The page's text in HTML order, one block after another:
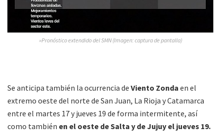
»Pronóstico extendido del SMN (Imagen: captura de pantalla)
Se anticipa también la ocurrencia de Viento Zonda en el
extremo oeste del norte de San Juan, La Rioja y Catamarca
entre el martes 17 y jueves 19 de forma intermitente, así
como también en el oeste de Salta y de Jujuy el jueves 19.